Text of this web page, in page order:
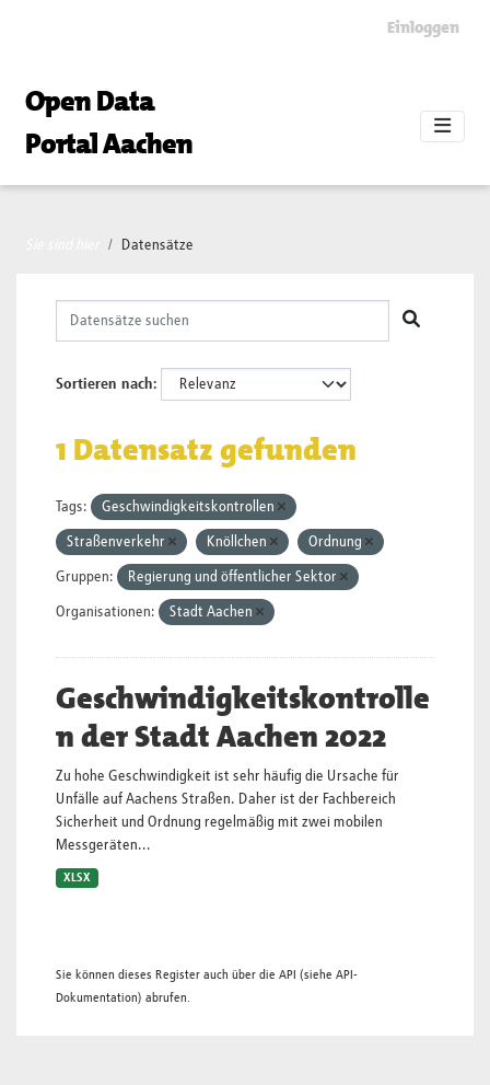
Einloggen
Open Data
Portal Aachen
Datensätze
Sortieren nach
1 Datensatz gefunden
Tags: Geschwindigkeitskontrollen
Straßenverkehr Knöllchen Ordnung
Gruppen: Regierung und öffentlicher Sektor
Organisationen: Stadt Aachen
Geschwindigkeitskontrolle
n der Stadt Aachen 2022
Zu hohe Geschwindigkeit ist sehr häufig die Ursache für
Unfälle auf Aachens Straßen. Daher ist der Fachbereich
Sicherheit und Ordnung regelmäßig mit zwei mobilen
Messgeräten...
XLSX
Sie können dieses Register auch über die API (siehe API-
Dokumentation) abrufen.